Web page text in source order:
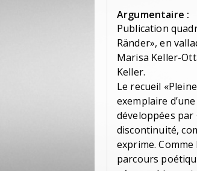
Argumentaire :
Publication
Ränder», en
Marisa Keller-
Keller.
Le recueil
exemplaire
développées par
discontinuité,
exprime. Comme
parcours